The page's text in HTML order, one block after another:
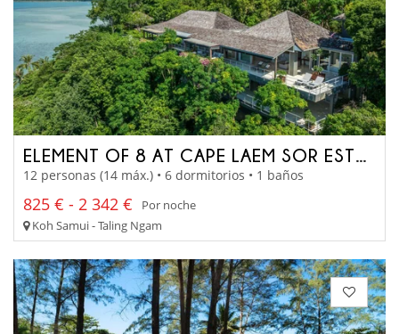
ELEMENT OF 8 AT CAPE LAEM SOR ESTATE
12 personas (14 máx.) • 6 dormitorios • 1 baños
825 € - 2 342 €
Por noche
Koh Samui - Taling Ngam